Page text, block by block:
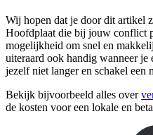
Wij hopen dat je door dit artikel
Hoofdplaat die bij jouw conflict
mogelijkheid om snel en
uiteraard ook handig wanneer je
jezelf niet langer en schakel een
Bekijk bijvoorbeeld alles over
de kosten voor een lokale en